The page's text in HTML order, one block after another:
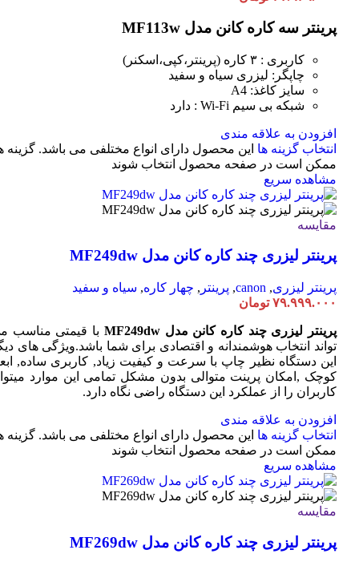
پرینتر سه کاره کانن مدل MF113w
کاربری : ۳ کاره (پرینتر،کپی،اسکنر)
چاپگر: لیزری سیاه و سفید
سایز کاغذ: A4
شبکه بی سیم Wi-Fi : دارد
افزودن به علاقه مندی
انتخاب گزینه ها این محصول دارای انواع مختلفی می باشد. گزینه
ممکن است در صفحه محصول انتخاب شوند
مشاهده سریع
مقایسه
پرینتر لیزری چند کاره کانن مدل MF249dw
پرینتر لیزری,
canon
, پرینتر , چهار کاره, سیاه و سفید
۷۹.۹۹۹.۰۰۰ تومان
پرینتر لیزری چند کاره کانن مدل MF249dw
با قیمتی مناسب
تواند انتخاب هوشمندانه و اقتصادی برای شما باشد.ویژگی های
این دستگاه نظیر چاپ با سرعت و کیفیت زیاد, کاربری ساده,
کوچک ,امکان پرینت متوالی بدون مشکل تمامی این موارد
کاربران را از عملکرد این دستگاه راضی نگاه دارد.
افزودن به علاقه مندی
انتخاب گزینه ها این محصول دارای انواع مختلفی می باشد. گزینه
ممکن است در صفحه محصول انتخاب شوند
مشاهده سریع
مقایسه
پرینتر لیزری چند کاره کانن مدل MF269dw